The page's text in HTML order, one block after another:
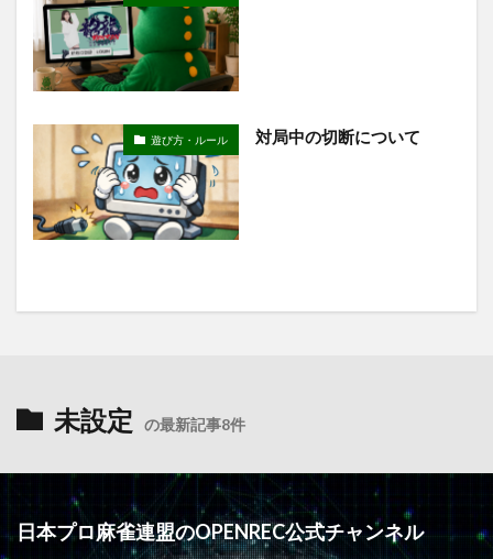
遊び方・ルール 対局中の切断について
未設定 の最新記事8件
日本プロ麻雀連盟のOPENREC公式チャンネル